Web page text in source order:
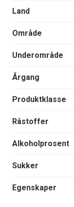
Land
Område
Underområde
Årgang
Produktklasse
Råstoffer
Alkoholprosent
Sukker
Egenskaper